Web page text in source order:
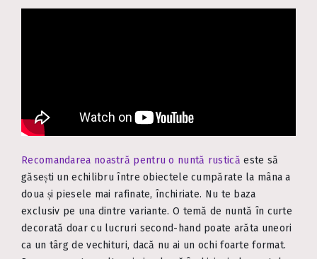
Recomandarea noastră pentru o nuntă rustică este să
găsești un echilibru între obiectele cumpărate la mâna a
doua și piesele mai rafinate, închiriate. Nu te baza
exclusiv pe una dintre variante. O temă de nuntă în curte
decorată doar cu lucruri second-hand poate arăta uneori
ca un târg de vechituri, dacă nu ai un ochi foarte format.